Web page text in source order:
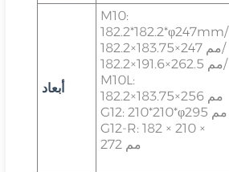
أبعاد
M10:
182.2*182.2*φ247mm/
182.2×183.75×247 مم/
182.2×191.6×262.5 مم/
M10L:
182.2×183.75×256 مم
G12: 210*210*φ295 مم
G12-R: 182 × 210 ×
272 مم